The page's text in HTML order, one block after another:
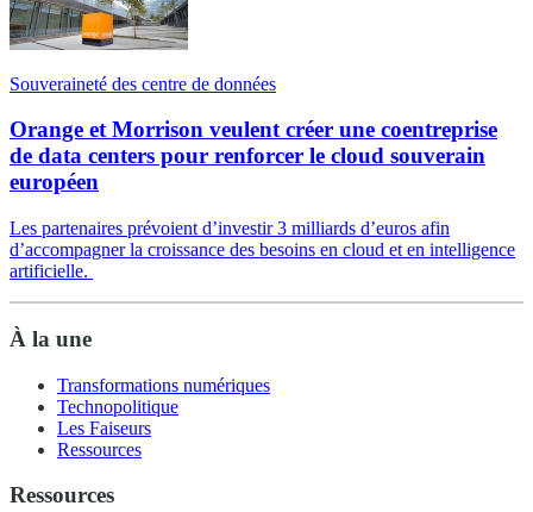
Souveraineté des centre de données
Orange et Morrison veulent créer une coentreprise
de data centers pour renforcer le cloud souverain
européen
Les partenaires prévoient d’investir 3 milliards d’euros afin
d’accompagner la croissance des besoins en cloud et en intelligence
artificielle.
À la une
Transformations numériques
Technopolitique
Les Faiseurs
Ressources
Ressources